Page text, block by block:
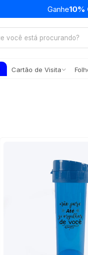
Ganhe10%
Cartão de Visita